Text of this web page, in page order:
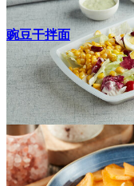
豌豆干拌面